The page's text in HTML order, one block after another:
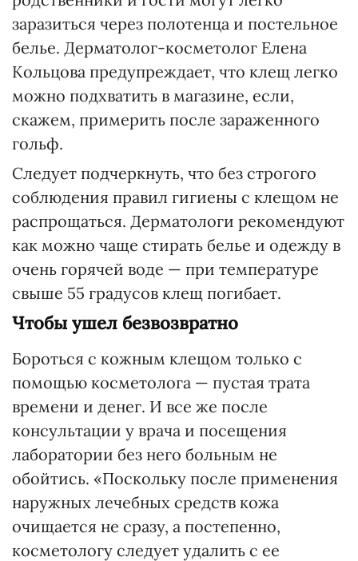
заразиться через полотенца и постельное
белье. Дерматолог-косметолог Елена
Кольцова предупреждает, что клещ легко
можно подхватить в магазине, если,
скажем, примерить после зараженного
гольф.
Следует подчеркнуть, что без строгого
соблюдения правил гигиены с клещом не
распрощаться. Дерматологи рекомендуют
как можно чаще стирать белье и одежду в
очень горячей воде — при температуре
свыше 55 градусов клещ погибает.
Чтобы ушел безвозвратно
Бороться с кожным клещом только с
помощью косметолога — пустая трата
времени и денег. И все же после
консультации у врача и посещения
лаборатории без него больным не
обойтись. «Поскольку после применения
наружных лечебных средств кожа
очищается не сразу, а постепенно,
косметологу следует удалить с ее